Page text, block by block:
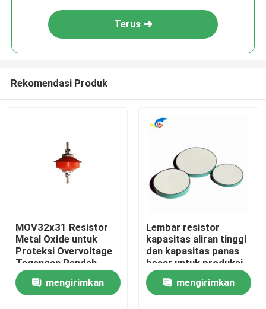
Rumah
Terus
Rekomendasi Produk
MOV32x31 Resistor
Metal Oxide untuk
Proteksi Overvoltage
Tegangan Rendah
mengirimkan
Lembar resistor
kapasitas aliran tinggi
dan kapasitas panas
besar untuk produksi
counter monitor
mengirimkan